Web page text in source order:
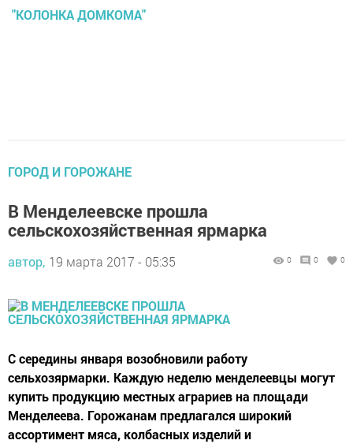
"КОЛОНКА ДОМКОМА"
ГОРОД И ГОРОЖАНЕ
В Менделеевске прошла
сельскохозяйственная ярмарка
автор, 19 марта 2017 - 05:35 0 0 0
С середины января возобновили работу
сельхозярмарки. Каждую неделю менделеевцы могут
купить продукцию местных аграриев на площади
Менделеева. Горожанам предлагался широкий
ассортимент мяса, колбасных изделий и